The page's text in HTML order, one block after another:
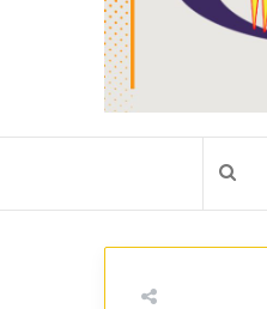
لێ
گەریان